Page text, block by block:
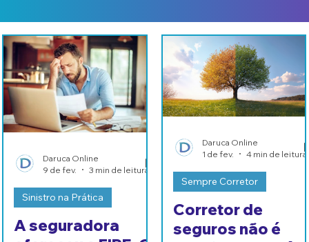
A seguradora
Sinistro na Prática
Daruca Online
9 de fev.
3 min de leitura
Corretor de
seguros não é
Sempre Corretor
Daruca Online
1 de fev.
4 min de leitura